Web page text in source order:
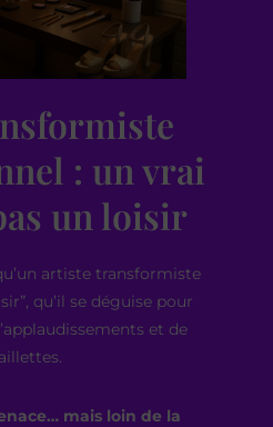
: un vrai
un loisir
artiste transformiste
qu’il se déguise pour
et de
mais loin de la